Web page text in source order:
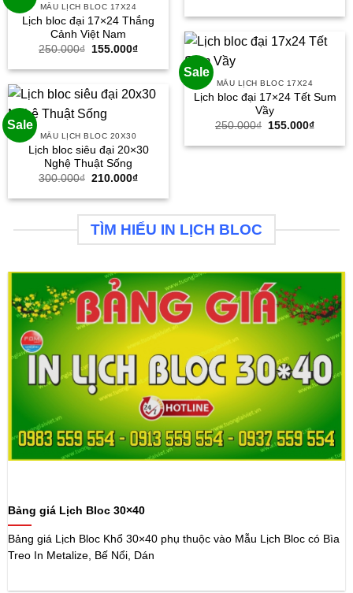
là:
tại
MẪU LỊCH BLOC 17X24
Lịch bloc đại 17×24 Thắng
Cảnh Việt Nam
250.000₫
Giá
là:
155.000₫Giá
tại
155.000₫.
Sale
MẪU LỊCH BLOC 17X24
Lịch bloc đại 17×24 Tết Sum
Vầy
250.000₫
Giá
là:
155.000₫Giá
tại
Sale
MẪU LỊCH BLOC 20X30
Lịch bloc siêu đại 20×30
Nghệ Thuật Sống
300.000₫ Giá
là:
210.000₫Giá
tại
210.000₫.
TÌM HIỂU IN LỊCH BLOC
Bảng giá Lịch Bloc 30×40
Bảng giá Lịch Bloc Khổ 30×40 phụ thuộc vào Mẫu Lịch Bloc có Bìa
Treo In Metalize, Bế Nổi, Dán